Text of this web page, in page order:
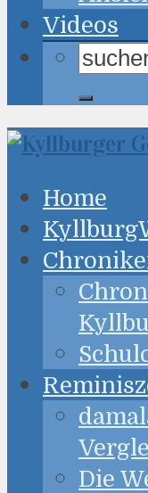
Videos
Home
Die